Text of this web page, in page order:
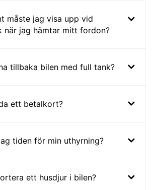
måste jag visa upp vid
när jag hämtar mitt fordon?
tillbaka bilen med full tank?
ett betalkort?
tiden för min uthyrning?
ett husdjur i bilen?